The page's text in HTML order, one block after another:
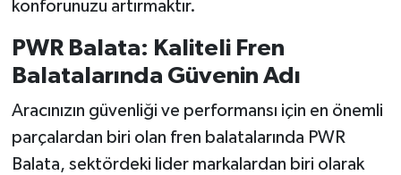
konforunuzu artırmaktır.
PWR Balata: Kaliteli Fren
Balatalarında Güvenin Adı
Aracınızın güvenliği ve performansı için en önemli
parçalardan biri olan fren balatalarında PWR
Balata, sektördeki lider markalardan biri olarak